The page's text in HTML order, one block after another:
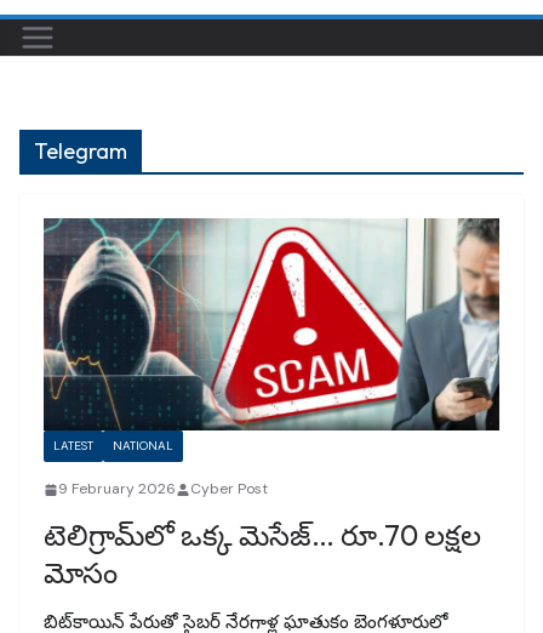
Telegram
LATEST NATIONAL
9 February 2026 Cyber Post
టెలిగ్రామ్‌లో ఒక్క మెసేజ్… రూ.70 లక్షల
మోసం
బిట్‌కాయిన్ పేరుతో సైబర్ నేరగాళ్ల ఘాతుకం బెంగళూరులో